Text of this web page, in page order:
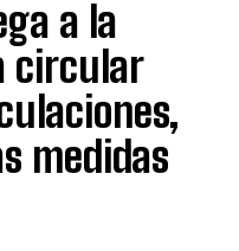
a la
circular
medidas